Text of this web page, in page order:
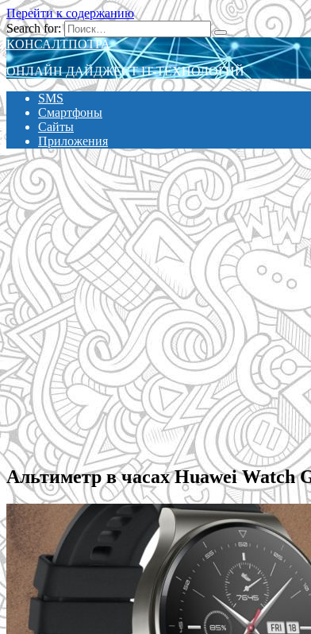
Перейти к содержанию
Search for:
КОНСАЛТПОТРА
ОНЛАЙН ДАЙДЖЕСТ IT-ТЕХНОЛОГИЙ
SMS
Смартфоны
Сайты
Приложения
Альтиметр в часах Huawei Watch